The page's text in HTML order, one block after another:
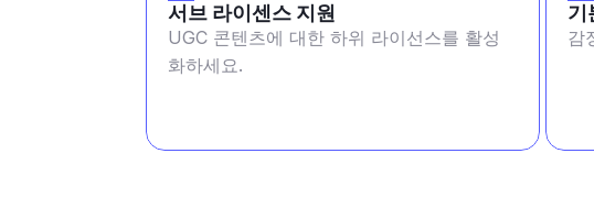
서브 라이센스 지원
UGC 콘텐츠에 대한 하위 라이선스를 활성
화하세요.
기
감